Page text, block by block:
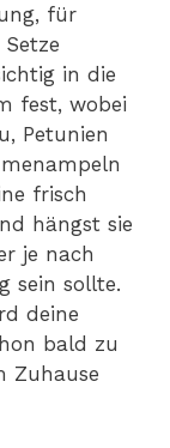
für
in die
fest, wobei
Petunien
frisch
hängst sie
je nach
sein sollte.
deine
bald zu
Zuhause